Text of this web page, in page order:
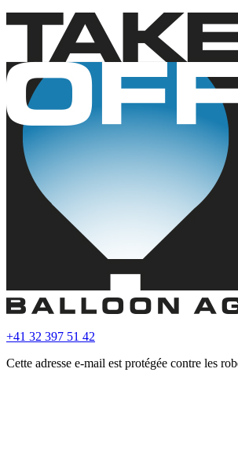
+41 32 397 51 42
Cette adresse e-mail est protégée contre les